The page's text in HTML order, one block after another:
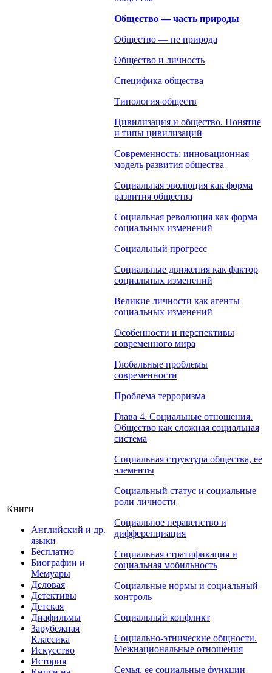
Книги
Английский и др.
языки
Бесплатно
Биографии и
Мемуары
Деловая
Детективы
Детская
Диафильмы
Зарубежная
Классика
Искусство
История
Общество — часть природы
Общество — не природа
Общество и личность
Специфика общества
Типология обществ
Цивилизация и общество. Понятие
и типы цивилизаций
Современность: инновационная
модель развития общества
Социальная эволюция как форма
развития общества
Социальная революция как форма
социальных изменений
Социальный прогресс
Социальные движения как фактор
социальных изменений
Великие личности как агенты
социальных изменений
Особенности и перспективы
современного мира
Глобальные проблемы
современности
Проблема терроризма
Глава 4. Социальные отношения.
Общество как сложная социальная
система
Социальная структура общества, ее
элементы
Социальный статус и социальные
роли личности
Социальное неравенство и
дифференциация
Социальная стратификация и
социальная мобильность
Социальные нормы и социальный
контроль
Социальный конфликт
Социально-этнические общности.
Межнациональные отношения
Семья, ее социальные функции